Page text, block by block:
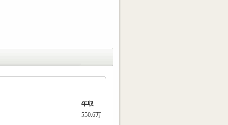
年収
550.6万